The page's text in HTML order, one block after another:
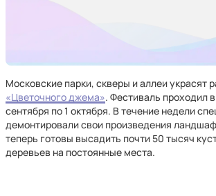
Московские парки, скверы и аллеи украсят
«Цветочного джема». Фестиваль проходил в
сентября по 1 октября. В течение недели
демонтировали свои произведения
теперь готовы высадить почти 50 тысяч
деревьев на постоянные места.